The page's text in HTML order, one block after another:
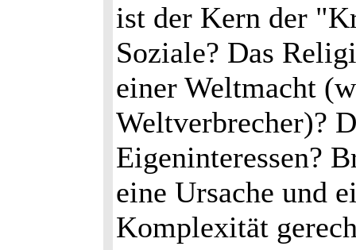
ist der Kern der
Soziale? Das
einer Weltmacht
Weltverbrecher)?
Eigeninteressen?
eine Ursache und
Komplexität